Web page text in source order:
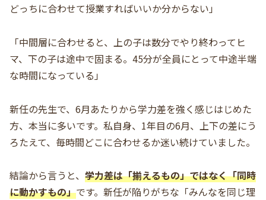
どっちに合わせて授業すればいいか分からない」
「中間層に合わせると、上の子は数分でやり終わってヒ
マ、下の子は途中で固まる。45分が全員にとって中途半端
な時間になっている」
新任の先生で、6月あたりから学力差を強く感じはじめた
方、本当に多いです。私自身、1年目の6月、上下の差にう
ろたえて、毎時間どこに合わせるか迷い続けていました。
結論から言うと、 学力差は「揃えるもの」ではなく「同時
に動かすもの」です。新任が陥りがちな「みんなを同じ理